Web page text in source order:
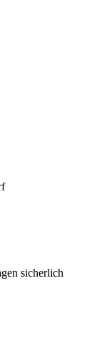
sicherlich